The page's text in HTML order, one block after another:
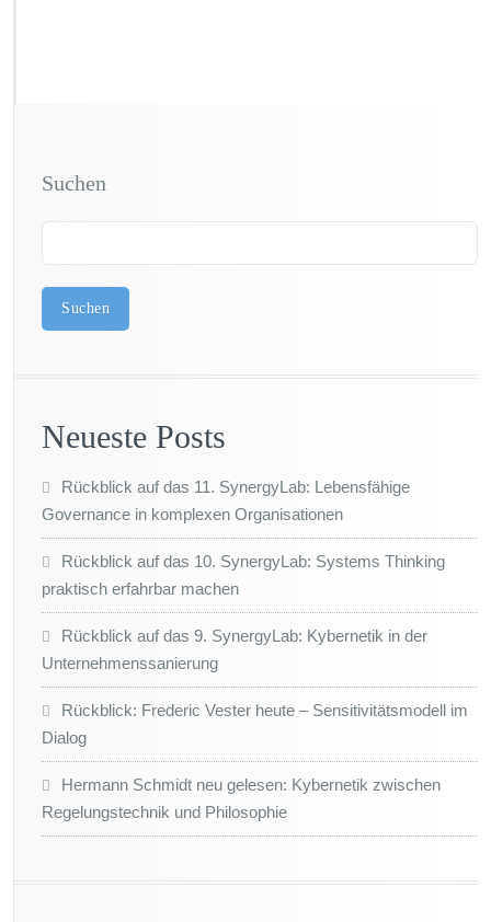
Suchen
Suchen
Neueste Posts
Rückblick auf das 11. SynergyLab: Lebensfähige
Governance in komplexen Organisationen
Rückblick auf das 10. SynergyLab: Systems Thinking
praktisch erfahrbar machen
Rückblick auf das 9. SynergyLab: Kybernetik in der
Unternehmenssanierung
Rückblick: Frederic Vester heute – Sensitivitätsmodell im
Dialog
Hermann Schmidt neu gelesen: Kybernetik zwischen
Regelungstechnik und Philosophie